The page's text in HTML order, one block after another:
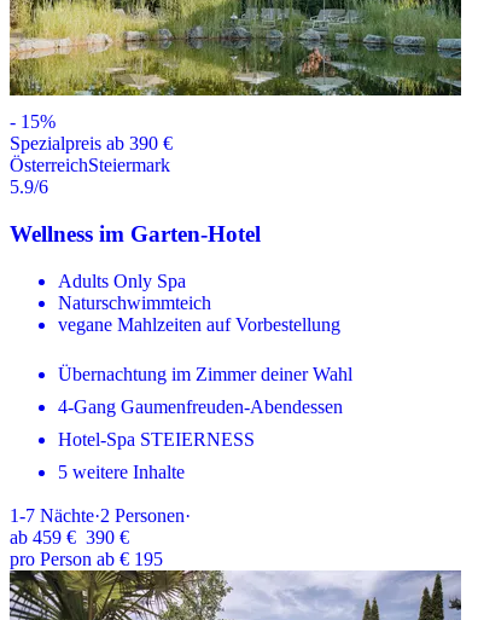
- 15%
Spezialpreis ab 390 €
ÖsterreichSteiermark
5.9/6
Wellness im Garten-Hotel
Adults Only Spa
Naturschwimmteich
vegane Mahlzeiten auf Vorbestellung
Übernachtung im Zimmer deiner Wahl
4-Gang Gaumenfreuden-Abendessen
Hotel-Spa STEIERNESS
5 weitere Inhalte
1-7 Nächte·2 Personen·
ab 459 € 390 €
pro Person ab € 195